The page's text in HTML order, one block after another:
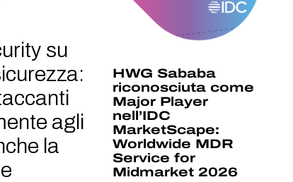
su
agli
la
HWG Sababa
riconosciuta come
Major Player
nell’IDC
MarketScape:
Worldwide MDR
Service for
Midmarket 2026